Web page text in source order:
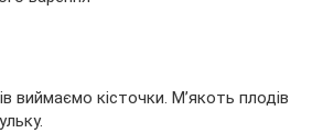
виймаємо кісточки. М’якоть плодів